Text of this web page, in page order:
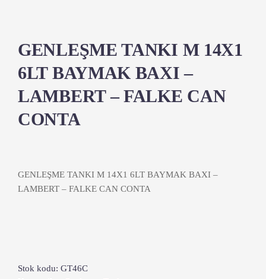
GENLEŞME TANKI M 14X1
6LT BAYMAK BAXI –
LAMBERT – FALKE CAN
CONTA
GENLEŞME TANKI M 14X1 6LT BAYMAK BAXI –
LAMBERT – FALKE CAN CONTA
Stok kodu: GT46C